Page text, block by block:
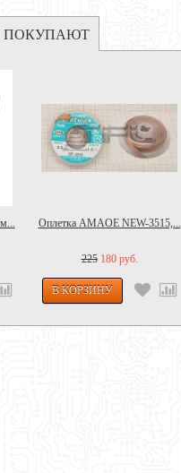
ПОКУПАЮТ
Оплетка AMAOE NEW-3515,...
225 180 руб.